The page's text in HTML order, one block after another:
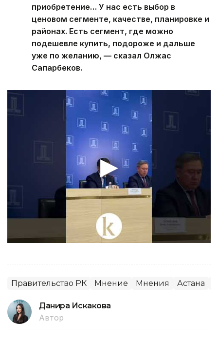
приобретение… У нас есть выбор в
ценовом сегменте, качестве, планировке и
районах. Есть сегмент, где можно
подешевле купить, подороже и дальше
уже по желанию, — сказал Олжас
Сапарбеков.
Правительство РК Мнение Мнения Астана
Данира Искакова
Автор